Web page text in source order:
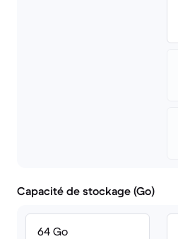
Capacité de stockage (Go)
64 Go